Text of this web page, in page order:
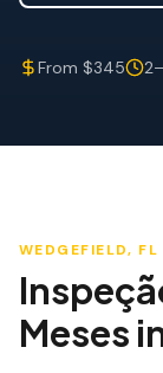
From $345
WEDGEFIELD, FL
Meses